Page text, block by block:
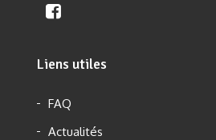
Liens utiles
FAQ
Actualités